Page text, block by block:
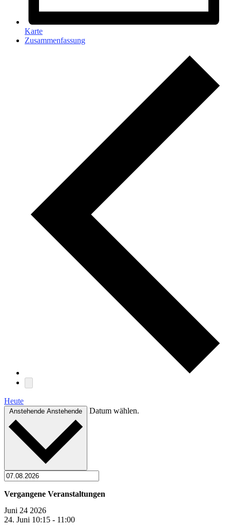
Karte
Zusammenfassung
Heute
Anstehende Anstehende Datum wählen.
Vergangene Veranstaltungen
Juni 24 2026
24. Juni 10:15 - 11:00